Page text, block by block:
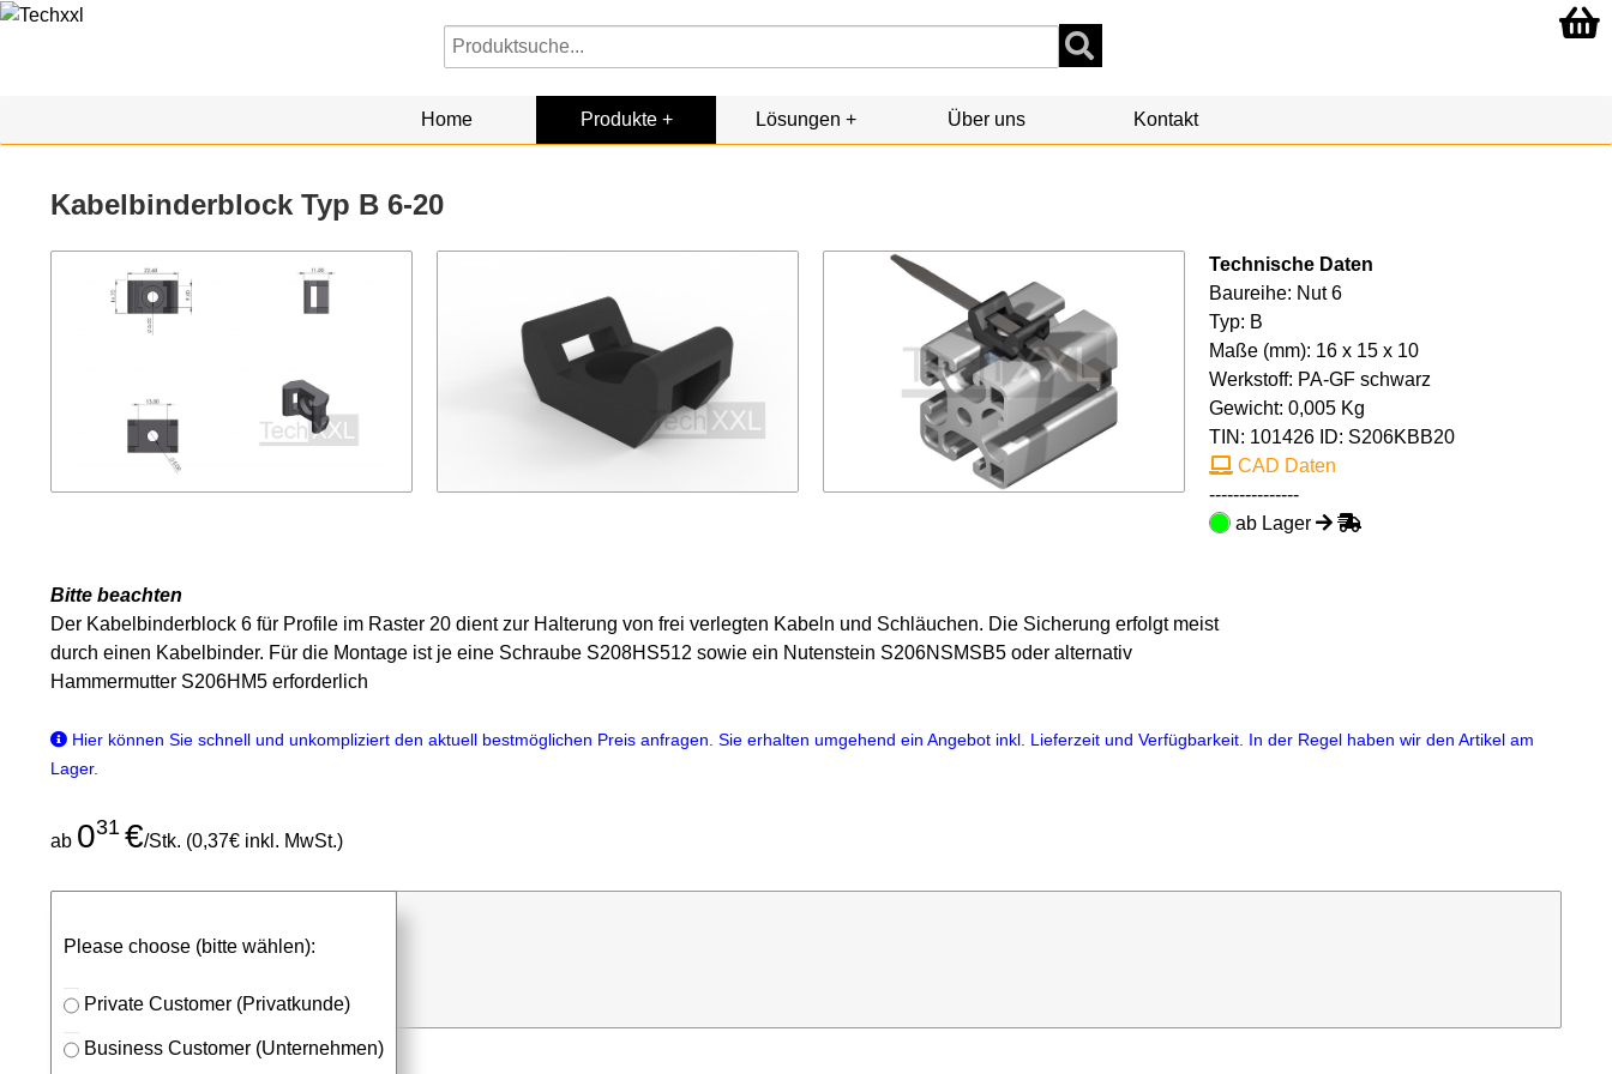
Home Produkte Lösungen Über uns Kontakt
Kabelbinderblock Typ B 6-20
Technische Daten
Baureihe: Nut 6
Typ: B
Maße (mm): 16 x 15 x 10
Werkstoff: PA-GF schwarz
Gewicht: 0,005 Kg
TIN: 101426 ID: S206KBB20
CAD Daten
---------------
ab Lager
Bitte beachten
Der Kabelbinderblock 6 für Profile im Raster 20 dient zur Halterung von frei verlegten Kabeln und Schläuchen. Die Sicherung erfolgt meist
durch einen Kabelbinder. Für die Montage ist je eine Schraube S208HS512 sowie ein Nutenstein S206NSMSB5 oder alternativ
Hammermutter S206HM5 erforderlich
Hier können Sie schnell und unkompliziert den aktuell bestmöglichen Preis anfragen. Sie erhalten umgehend ein Angebot inkl. Lieferzeit und Verfügbarkeit. In der Regel haben wir den Artikel am
Lager.
ab 031 €/Stk. (0,37€ inkl. MwSt.)
Please choose (bitte wählen):
Private Customer (Privatkunde)
Business Customer (Unternehmen)
⮮
Stk. in Anfrageliste